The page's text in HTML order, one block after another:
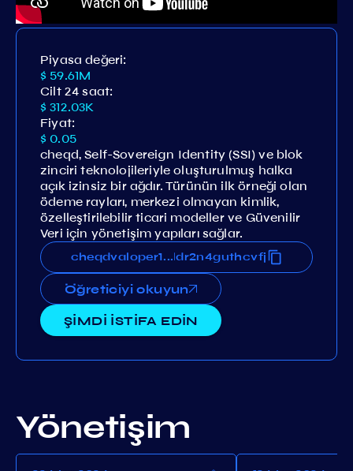
Piyasa değeri:
$ 59.61M
Cilt 24 saat:
$ 312.03K
Fiyat:
$ 0.05
cheqd, Self-Sovereign Identity (SSI) ve blok
zinciri teknolojileriyle oluşturulmuş halka
açık izinsiz bir ağdır. Türünün ilk örneği olan
ödeme rayları, merkezi olmayan kimlik,
özelleştirilebilir ticari modeller ve Güvenilir
Veri için yönetişim yapıları sağlar.
...
Öğreticiyi okuyun
ŞİMDİ İSTİFA EDİN
Yönetişim